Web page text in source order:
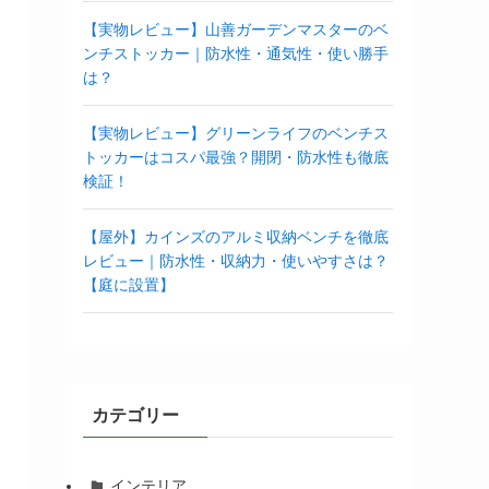
【実物レビュー】山善ガーデンマスターのベ
ンチストッカー｜防水性・通気性・使い勝手
は？
【実物レビュー】グリーンライフのベンチス
トッカーはコスパ最強？開閉・防水性も徹底
検証！
【屋外】カインズのアルミ収納ベンチを徹底
レビュー｜防水性・収納力・使いやすさは？
【庭に設置】
カテゴリー
インテリア